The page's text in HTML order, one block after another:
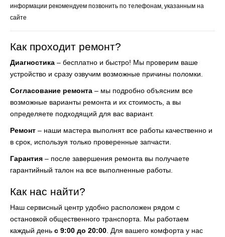
информации рекомендуем позвонить по телефонам, указанным на
сайте
Как проходит ремонт?
Диагностика – бесплатно и быстро! Мы проверим ваше
устройство и сразу озвучим возможные причины поломки.
Согласование ремонта – мы подробно объясним все
возможные варианты ремонта и их стоимость, а вы
определяете подходящий для вас вариант.
Ремонт – наши мастера выполнят все работы качественно и
в срок, используя только проверенные запчасти.
Гарантия – после завершения ремонта вы получаете
гарантийный талон на все выполненные работы.
Как нас найти?
Наш сервисный центр удобно расположен рядом с
остановкой общественного транспорта. Мы работаем
каждый день с 9:00 до 20:00 . Для вашего комфорта у нас